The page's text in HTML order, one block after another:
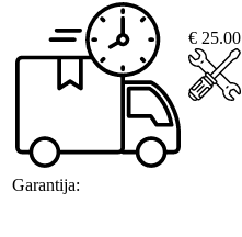
Garantija:
€ 25.00